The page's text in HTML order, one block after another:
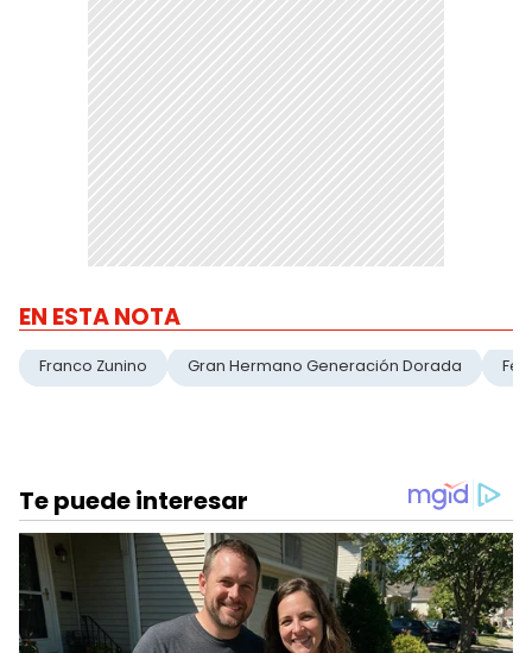
EN ESTA NOTA
Franco Zunino Gran Hermano Generación Dorada